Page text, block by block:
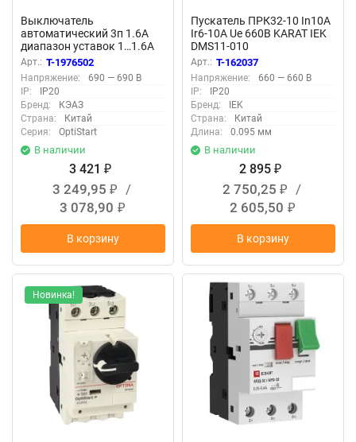
Выключатель
автоматический 3п 1.6А
диапазон уставок 1…1.6А
OptiStart P GV2P06 КЭАЗ
372904
Арт.: T-1976502
Напряжение:
690 — 690 В
IP:
IP20
Бренд:
КЭАЗ
Страна:
Китай
Серия:
OptiStart
В наличии
3 421 ₽
3 249,95 ₽
/
3 078,90 ₽
В корзину
Пускатель ПРК32-10 In10А
Ir6-10А Ue 660В KARAT IEK
DMS11-010
Арт.: T-162037
Напряжение:
660 — 660 В
IP:
IP20
Бренд:
IEK
Страна:
Китай
Длина:
0.095 мм
В наличии
2 895 ₽
2 750,25 ₽
/
2 605,50 ₽
В корзину
Новинка!